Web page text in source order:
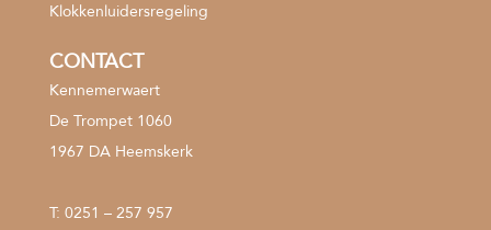
Klokkenluidersregeling
CONTACT
Kennemerwaert
De Trompet 1060
1967 DA Heemskerk
T: 0251 – 257 957